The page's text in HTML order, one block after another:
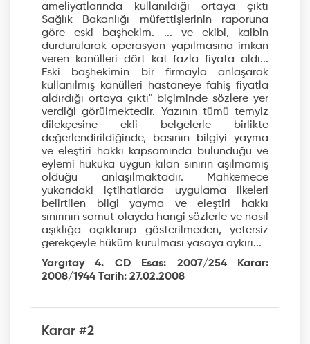
ameliyatlarında kullanıldığı ortaya çıktı
Sağlık Bakanlığı müfettişlerinin raporuna
göre eski başhekim. ... ve ekibi, kalbin
durdurularak operasyon yapılmasına imkan
veren kanülleri dört kat fazla fiyata aldı...
Eski başhekimin bir firmayla anlaşarak
kullanılmış kanülleri hastaneye fahiş fiyatla
aldırdığı ortaya çıktı" biçiminde sözlere yer
verdiği görülmektedir. Yazının tümü temyiz
dilekçesine ekli belgelerle birlikte
değerlendirildiğinde, basının bilgiyi yayma
ve eleştiri hakkı kapsamında bulunduğu ve
eylemi hukuka uygun kılan sınırın aşılmamış
olduğu anlaşılmaktadır. Mahkemece
yukarıdaki içtihatlarda uygulama ilkeleri
belirtilen bilgi yayma ve eleştiri hakkı
sınırının somut olayda hangi sözlerle ve nasıl
aşıklığa açıklanıp gösterilmeden, yetersiz
gerekçeyle hüküm kurulması yasaya aykırı...
Yargıtay 4. CD Esas: 2007/254 Karar:
2008/1944 Tarih: 27.02.2008
Karar #2